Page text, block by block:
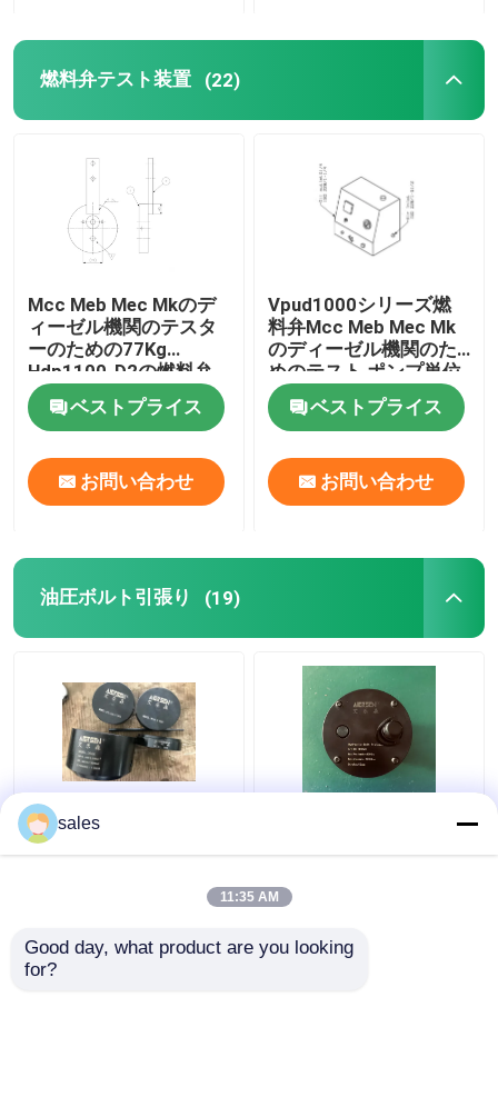
油圧空気ポンプ
油圧電気ポンプ
燃料弁テスト装置
油圧ボルト引張り
水圧シリンダジャック
空気のトルク レンチ
電気トルク レンチ
油圧部品
ガス探知器用具
2つの打撃のディーゼル機関の部品
燃料弁テスト装置 (22)
Mcc Meb Mec Mkのデ
ィーゼル機関のテスタ
ーのための77Kg
Hdp1100-D2の燃料弁
テスト装置
ベストプライス
お問い合わせ
Vpud1000シリーズ燃
料弁Mcc Meb Mec Mk
のディーゼル機関のた
めのテスト ポンプ単位
ベストプライス
お問い合わせ
油圧ボルト引張り (19)
ターボ680KN油圧ボル
ト引張りにシリンダー
ジャック ピストン棒の
伸張器M36x4
sales
11:35 AM
Good day, what product are you looking
for?